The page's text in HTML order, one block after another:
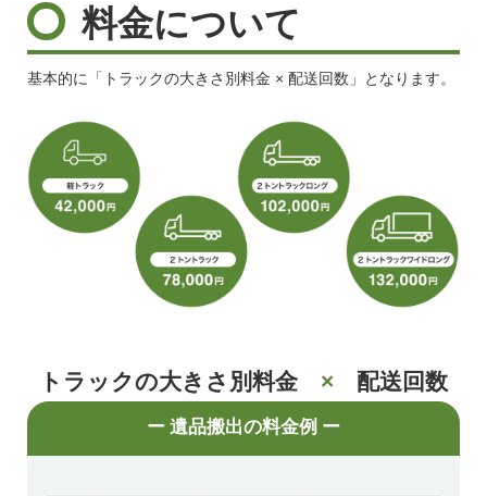
料金について
基本的に「トラックの大きさ別料金 × 配送回数」となります。
トラックの大きさ別料金 × 配送回数
ー 遺品搬出の料金例 ー